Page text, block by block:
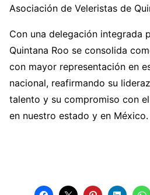
Asociación de Veleristas de
Con una delegación integrada
Quintana Roo se consolida
con mayor representación en
nacional, reafirmando su
talento y su compromiso con
en nuestro estado y en México.